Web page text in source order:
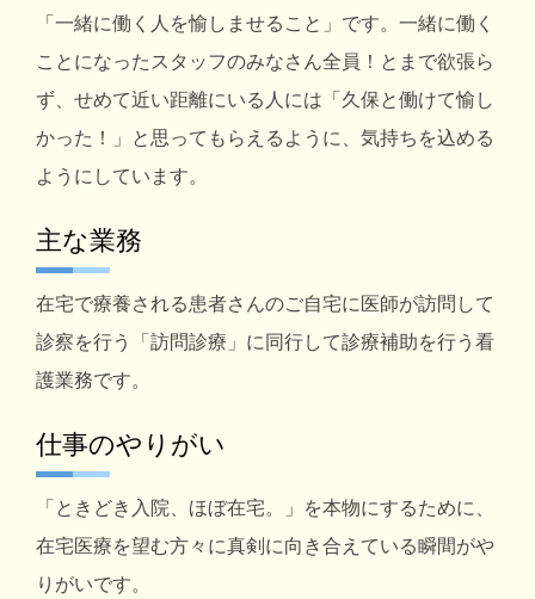
「一緒に働く人を愉しませること」です。一緒に働く
ことになったスタッフのみなさん全員！とまで欲張ら
ず、せめて近い距離にいる人には「久保と働けて愉し
かった！」と思ってもらえるように、気持ちを込める
ようにしています。
主な業務
在宅で療養される患者さんのご自宅に医師が訪問して
診察を行う「訪問診療」に同行して診療補助を行う看
護業務です。
仕事のやりがい
「ときどき入院、ほぼ在宅。」を本物にするために、
在宅医療を望む方々に真剣に向き合えている瞬間がや
りがいです。